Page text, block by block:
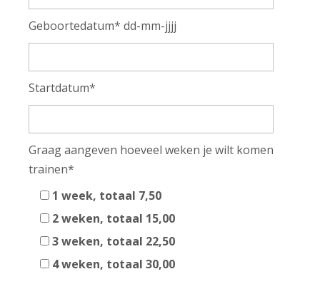
Geboortedatum* dd-mm-jjjj
Startdatum*
Graag aangeven hoeveel weken je wilt komen
trainen*
1 week, totaal 7,50
2 weken, totaal 15,00
3 weken, totaal 22,50
4 weken, totaal 30,00